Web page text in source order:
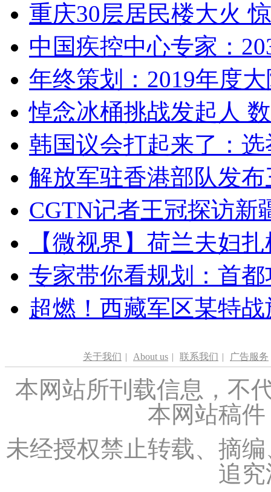
重庆30层居民楼大火
中国疾控中心专家：
年终策划：2019年度
悼念冰桶挑战发起人
韩国议会打起来了：
解放军驻香港部队发
CGTN记者王冠探访新
【微视界】荷兰夫妇
专家带你看规划：首
超燃！西藏军区某特
关于我们 | About us | 联系我们 | 广告服务
本网站所刊载信息，不
本网站稿
未经授权禁止转载、摘
追